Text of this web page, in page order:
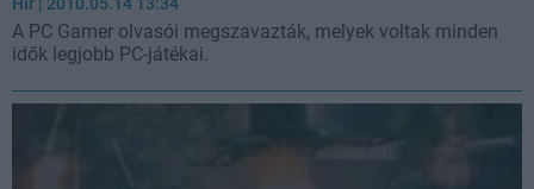
A PC Gamer olvasói megszavazták, melyek voltak minden
idők legjobb PC-játékai.